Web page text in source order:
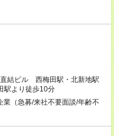
結ビル 西梅田駅・北新地駅
より徒歩10分
（急募/来社不要面談/年齢不